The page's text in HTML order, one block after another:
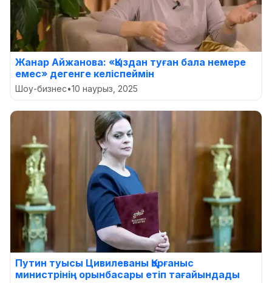
Жанар Айжанова: «Қыздан туған бала немере
емес» дегенге келіспеймін
Шоу-бизнес•10 наурыз, 2025
Путин туысы Цивилеваны Қорғаныс
министрінің орынбасары етіп тағайындады